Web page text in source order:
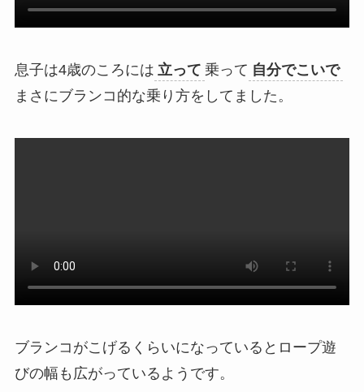
息子は4歳のころには 立って 乗って 自分でこいで
まさにブランコ的な乗り方をしてました。
ブランコがこげるくらいになっているとロープ遊
びの幅も広がっているようです。